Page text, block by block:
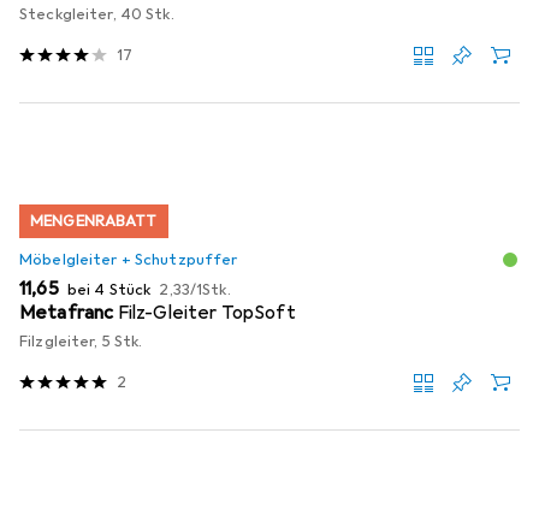
Steckgleiter, 40 Stk.
17
MENGENRABATT
Möbelgleiter + Schutzpuffer
EUR
11,65 bei 4 Stück EUR
2,33/1Stk.
Metafranc Filz-Gleiter TopSoft
Filzgleiter, 5 Stk.
2